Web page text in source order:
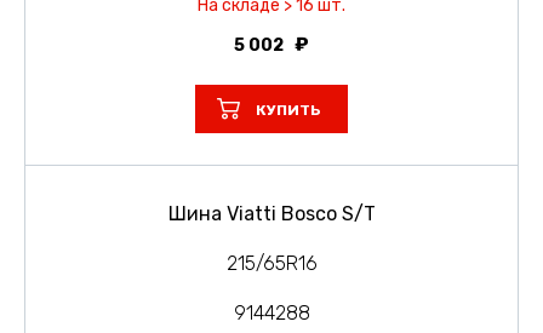
На складе > 16 шт.
5 002
КУПИТЬ
Шина Viatti Bosco S/T
215/65R16
9144288